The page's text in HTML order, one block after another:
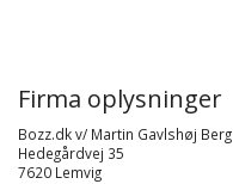
Firma oplysninger
Bozz.dk v/ Martin Gavlshøj Berg
Hedegårdvej 35
7620 Lemvig